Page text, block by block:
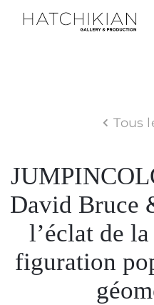
Visitez
notre
Lire
Tous
David Bruce
l’éclat de
figuration